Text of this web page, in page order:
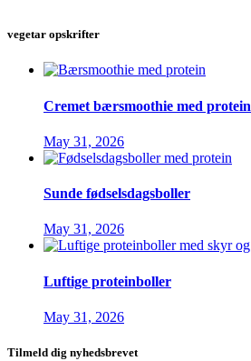
vegetar opskrifter
Cremet bærsmoothie med protein
May 31, 2026
Sunde fødselsdagsboller
May 31, 2026
Luftige proteinboller
May 31, 2026
Tilmeld dig nyhedsbrevet